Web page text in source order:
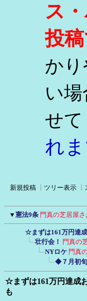
ス
投稿
か
い
せて
れ
新規投稿 ツリー表示
▼ 憲法9条 門真の芝居屋さ
☆まずは161万円達
壮行会！
門真の
NYロケ 門真
◆７月初旬
☆まずは161万円達成
も